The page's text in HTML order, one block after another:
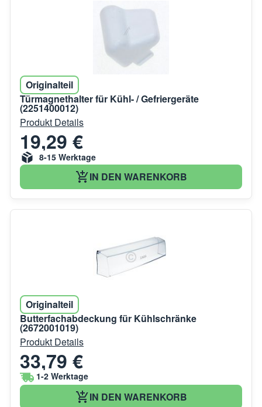
Originalteil
Türmagnethalter für Kühl- / Gefriergeräte
(2251400012)
Produkt Details
19,29 €
8-15 Werktage
IN DEN WARENKORB
Originalteil
Butterfachabdeckung für Kühlschränke
(2672001019)
Produkt Details
33,79 €
1-2 Werktage
IN DEN WARENKORB